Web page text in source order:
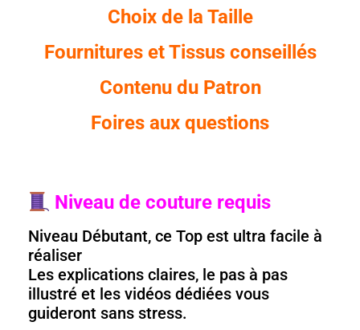
Choix de la Taille
Fournitures et Tissus conseillés
Contenu du Patron
Foires aux questions
Niveau de couture requis
Niveau Débutant, ce Top est ultra facile à
réaliser
Les explications claires, le pas à pas
illustré et les vidéos dédiées vous
guideront sans stress.